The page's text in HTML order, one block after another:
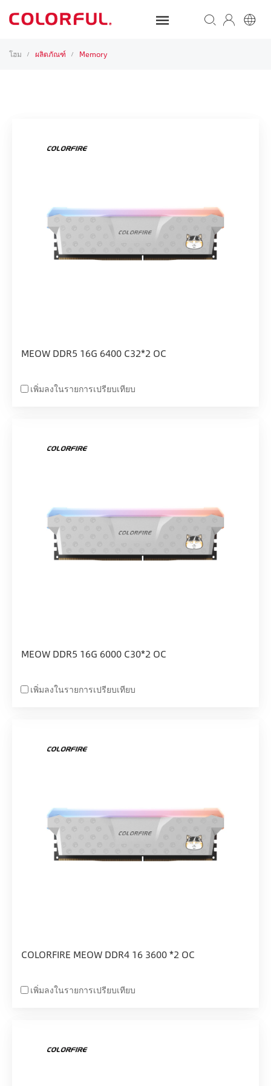
โฮม / ผลิตภัณฑ์ / Memory
MEOW DDR5 16G 6400 C32*2 OC
เพิ่มลงในรายการเปรียบเทียบ
MEOW DDR5 16G 6000 C30*2 OC
เพิ่มลงในรายการเปรียบเทียบ
COLORFIRE MEOW DDR4 16 3600 *2 OC
เพิ่มลงในรายการเปรียบเทียบ